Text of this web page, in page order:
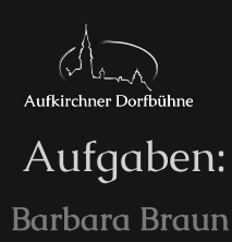
Aufgaben:
Barbara Braun